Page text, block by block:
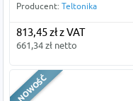
Producent: Teltonika
813,45 zł z VAT
661,34 zł netto